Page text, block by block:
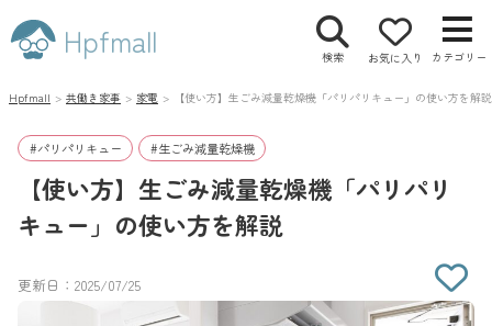
Hpfmall 検索 お気に入り カテゴリー
Hpfmall > 共働き家事 > 家電 > 【使い方】生ごみ減量乾燥機「パリパリキュー」の使い方を解説
#パリパリキュー #生ごみ減量乾燥機
【使い方】生ごみ減量乾燥機「パリパリ
キュー」の使い方を解説
更新日：2025/07/25